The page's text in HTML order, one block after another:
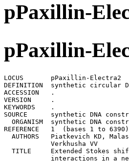
pPaxillin-
pPaxillin-
LOCUS       pPaxillin-Electra2
DEFINITION  synthetic circular
ACCESSION   .
VERSION     .
KEYWORDS    .
SOURCE      synthetic DNA
ORGANISM  synthetic DNA
REFERENCE   1  (bases 1 to 6390)
AUTHORS   Piatkevich KD,
            Verkhusha VV
TITLE     Extended Stokes
interactions in a